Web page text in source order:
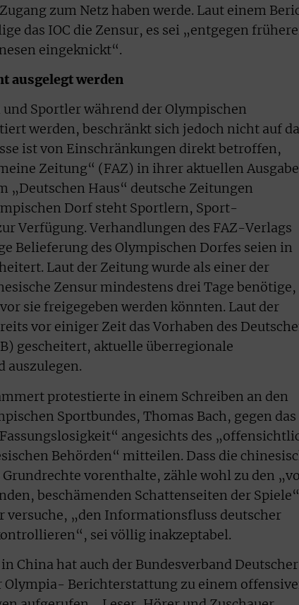
zum Netz haben werde. Laut einem
das IOC die Zensur, es sei „entgegen
eingeknickt“.
ausgelegt werden
Sportler während der Olympischen
werden, beschränkt sich jedoch nicht auf
ist von Einschränkungen direkt betroffen,
Zeitung“ (FAZ) in ihrer aktuellen
„Deutschen Haus“ deutsche Zeitungen
Dorf steht Sportlern, Sport-
Verfügung. Verhandlungen des FAZ-Verlags
Belieferung des Olympischen Dorfes seien in
Laut der Zeitung wurde als einer der
Zensur mindestens drei Tage benötige,
sie freigegeben werden könnten. Laut der
vor einiger Zeit das Vorhaben des
gescheitert, aktuelle überregionale
auszulegen.
protestierte in einem Schreiben an den
Sportbundes, Thomas Bach, gegen das
angesichts des
Behörden“ mitteilen. Dass die
vorenthalte, zähle wohl zu den
beschämenden Schattenseiten der
versuche, „den Informationsfluss deutscher
sei völlig inakzeptabel.
China hat auch der Bundesverband Deutscher
Olympia- Berichterstattung zu einem